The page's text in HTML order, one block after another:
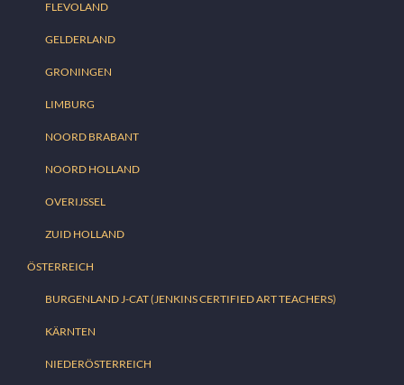
FLEVOLAND
GELDERLAND
GRONINGEN
LIMBURG
NOORD BRABANT
NOORD HOLLAND
OVERIJSSEL
ZUID HOLLAND
ÖSTERREICH
BURGENLAND J-CAT (JENKINS CERTIFIED ART TEACHERS)
KÄRNTEN
NIEDERÖSTERREICH